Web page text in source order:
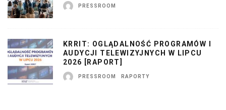
PRESSROOM
KRRIT: OGLĄDALNOŚĆ PROGRAMÓW I
AUDYCJI TELEWIZYJNYCH W LIPCU
2026 [RAPORT]
PRESSROOM RAPORTY